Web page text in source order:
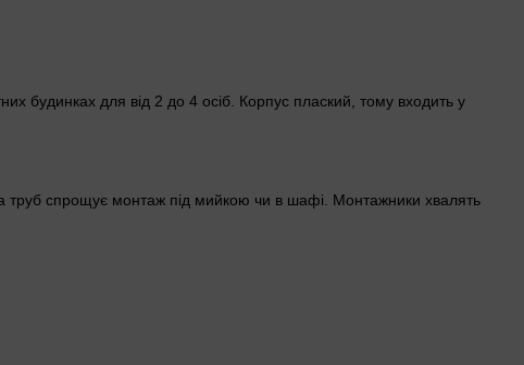
будинках для від 2 до 4 осіб. Корпус плаский, тому входить у
труб спрощує монтаж під мийкою чи в шафі. Монтажники хвалять